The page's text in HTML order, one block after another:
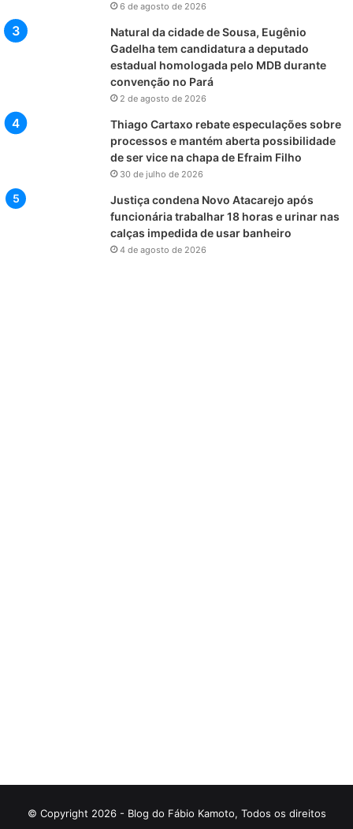
6 de agosto de 2026
Natural da cidade de Sousa, Eugênio
Gadelha tem candidatura a deputado
estadual homologada pelo MDB durante
convenção no Pará
2 de agosto de 2026
Thiago Cartaxo rebate especulações sobre
processos e mantém aberta possibilidade
de ser vice na chapa de Efraim Filho
30 de julho de 2026
Justiça condena Novo Atacarejo após
funcionária trabalhar 18 horas e urinar nas
calças impedida de usar banheiro
4 de agosto de 2026
© Copyright 2026 - Blog do Fábio Kamoto, Todos os direitos